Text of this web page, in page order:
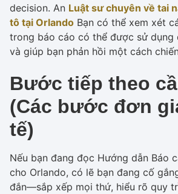
decision. An Luật sư chuyên về tai
tô tại Orlando Bạn có thể xem xét
trong báo cáo có thể được sử
và giúp bạn phản hồi một cách
Bước tiếp theo
(Các bước đơn
tế)
Nếu bạn đang đọc Hướng dẫn Báo
cho Orlando, có lẽ bạn đang cố
đắn—sắp xếp mọi thứ, hiểu rõ quy